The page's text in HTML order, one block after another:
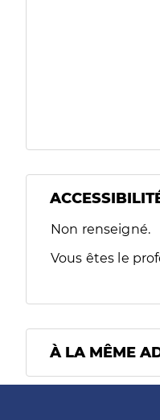
Filtres
Sélectionnez un ou
Non renseigné.
Vous êtes le
À LA MÊME